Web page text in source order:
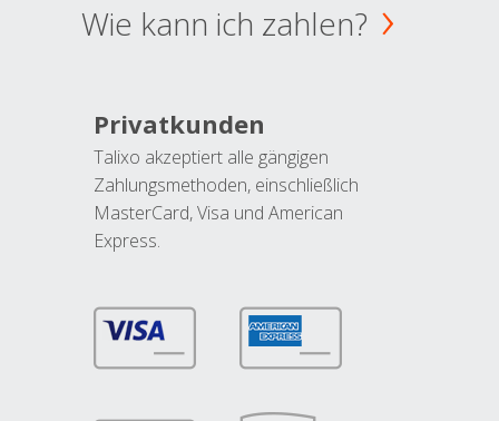
Wie kann ich zahlen?
Privatkunden
Talixo akzeptiert alle gängigen
Zahlungsmethoden, einschließlich
MasterCard, Visa und American
Express.